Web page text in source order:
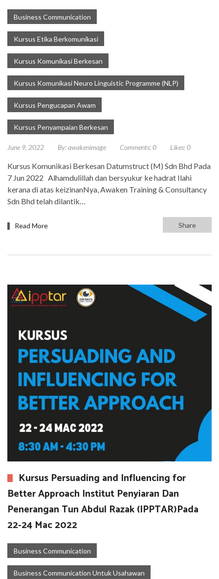
Business Communication
Kursus Etika Berkomunikasi
Kursus Komunikasi Berkesan
Kursus Komunikasi Neuro Linguistic Programme (NLP)
Kursus Pengucapan Awam
Kursus Penyampaian Berkesan
June 9, 2022 By:awakenimage Comments:0 Likes:0
Kursus Komunikasi Berkesan Datumstruct (M) Sdn Bhd Pada
7 Jun 2022 Alhamdulillah dan bersyukur ke hadrat Ilahi
kerana di atas keizinanNya, Awaken Training & Consultancy
Sdn Bhd telah dilantik…
Read More Share
Kursus Persuading and Influencing for
Better Approach Institut Penyiaran Dan
Penerangan Tun Abdul Razak (IPPTAR)Pada
22-24 Mac 2022
Business Communication
Business Communication Untuk Usahawan